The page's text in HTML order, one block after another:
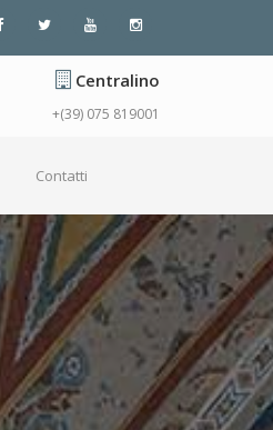
Centralino
+(39) 075 819001
Contatti